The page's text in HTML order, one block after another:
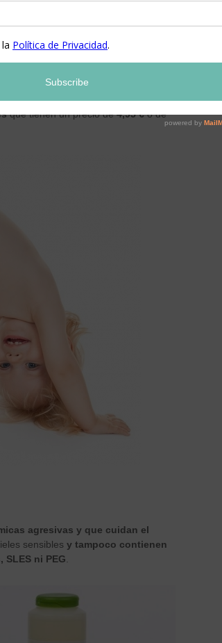
pañal normal tarda alrededor de 300.
que tienen un precio de4,95 €o de
agresivas y que cuidan el
sensibles y tampoco contienen
ni PEG